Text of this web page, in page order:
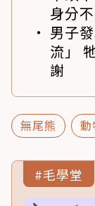
身分
男子
流」
謝
無尾熊 動
#毛學堂